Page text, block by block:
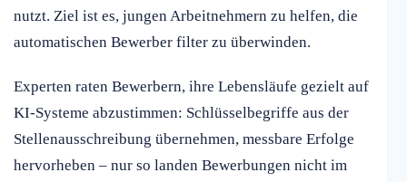
nutzt. Ziel ist es, jungen Arbeitnehmern zu helfen, die
automatischen Bewerber filter zu überwinden.
Experten raten Bewerbern, ihre Lebensläufe gezielt auf
KI-Systeme abzustimmen: Schlüsselbegriffe aus der
Stellenausschreibung übernehmen, messbare Erfolge
hervorheben – nur so landen Bewerbungen nicht im